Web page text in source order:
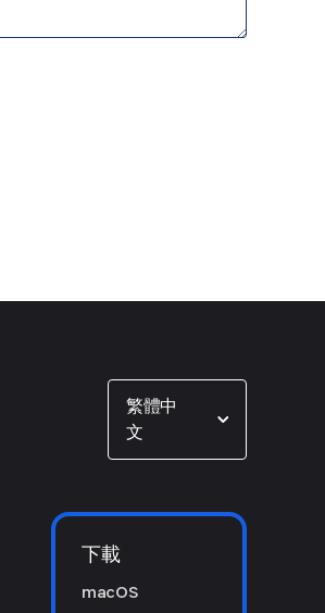
繁體中
文
Show options
下載
macOS